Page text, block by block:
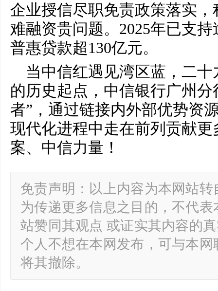
企业授信尽职免责政策落实
难融资贵问题。2025年已支
普惠贷款超130亿元。
当中信红遇见湾区蓝，二
的历史起点，中信银行广州
者”，通过链接内外部优势资
现代化进程中走在前列贡献
案、中信力量！
免责声明：以上内容为本网站
为传递更多信息之目的，不代
站赞同其观点 或证实其内容的
个人不想在本网发布，可与本
将其撤除。